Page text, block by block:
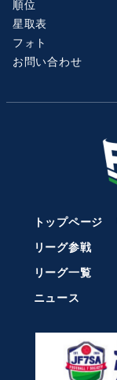
順位
星取表
フォト
お問い合わせ
トップページ
リーグ参戦
リーグ一覧
ニュース